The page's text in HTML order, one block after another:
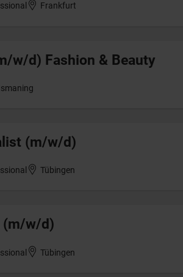
Frankfurt
w/d) Fashion & Beauty
(m/w/d)
Tübingen
(m/w/d)
Tübingen